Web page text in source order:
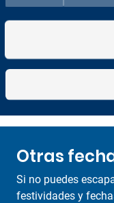
Otras
Si no puedes
festividades y